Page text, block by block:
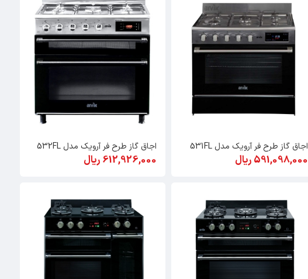
اجاق گاز طرح فر آرویک مدل 531FL
591,098,000 ریال
اجاق گاز طرح فر آرویک مدل 532FL
612,926,000 ریال